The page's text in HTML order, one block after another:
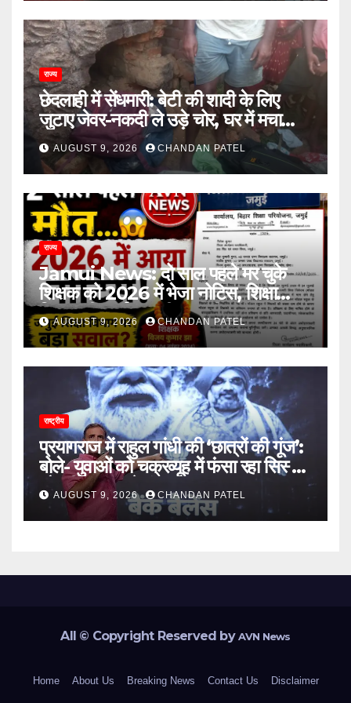
राज्य
छेदलाही में सेंधमारी: बेटी की शादी के लिए
जुटाए जेवर-नकदी ले उड़े चोर, घर में मचा
कोहराम
AUGUST 9, 2026 CHANDAN PATEL
राज्य
Jamui News: दो साल पहले मर चुके
शिक्षक को 2026 में भेजा नोटिस, शिक्षा
विभाग की कार्यप्रणाली पर गंभीर सवाल
AUGUST 9, 2026 CHANDAN PATEL
राष्ट्रीय
प्रयागराज में राहुल गांधी की ‘छात्रों की गूंज’:
बोले- युवाओं को चक्रव्यूह में फंसा रहा सिस्टम,
नौकरी के दरवाजे बंद
AUGUST 9, 2026 CHANDAN PATEL
All © Copyright Reserved byAVN News
Home About Us Breaking News Contact Us Disclaimer